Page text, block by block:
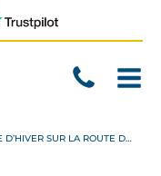
LUMIÈRE D’HIVER SUR LA ROUTE DU CAP NORD